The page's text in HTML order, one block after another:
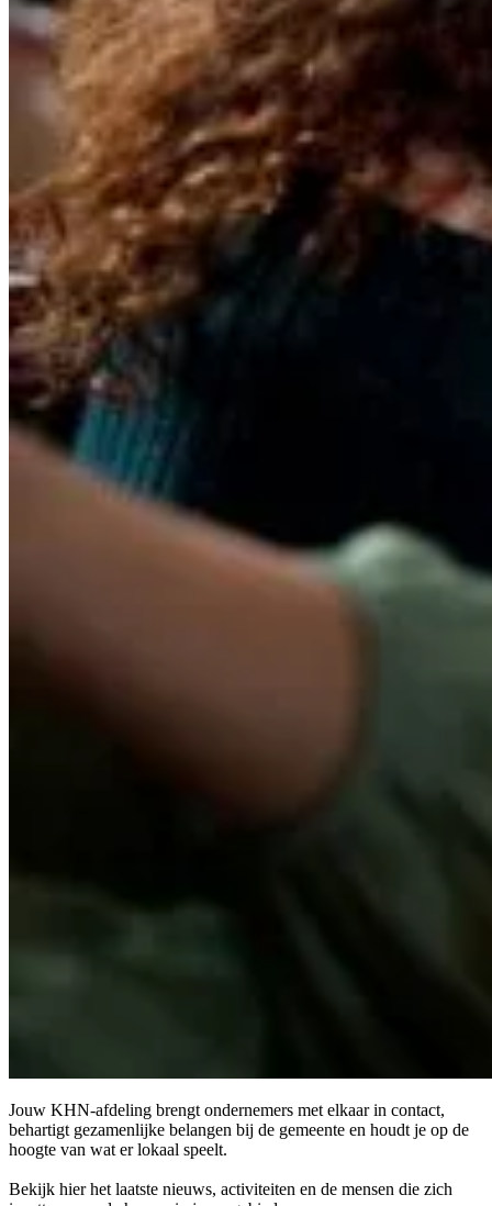
Jouw KHN-afdeling brengt ondernemers met elkaar in contact,
behartigt gezamenlijke belangen bij de gemeente en houdt je op de
hoogte van wat er lokaal speelt.
Bekijk hier het laatste nieuws, activiteiten en de mensen die zich